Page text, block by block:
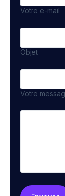
Votre e-mail
Objet
Votre